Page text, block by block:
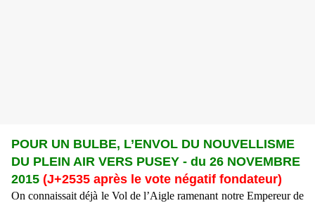
POUR UN BULBE, L’ENVOL DU NOUVELLISME
DU PLEIN AIR VERS PUSEY - du 26 NOVEMBRE
2015 (J+2535 après le vote négatif fondateur)
On connaissait déjà le Vol de l’Aigle ramenant notre Empereur de